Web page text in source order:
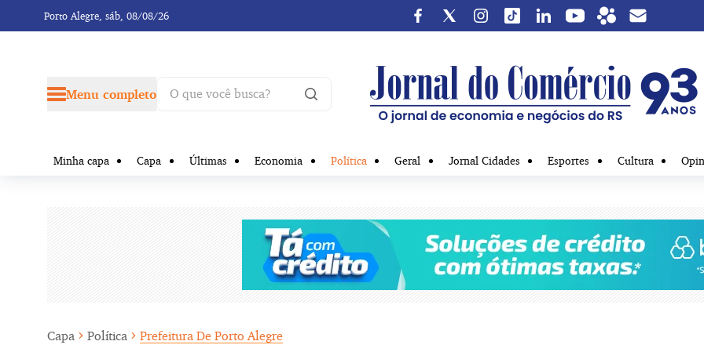
Porto Alegre, sáb, 08/08/26
Menu completo
Minha capa Capa Últimas Economia Política Geral Jornal Cidades Esportes Cultura
Capa Política Prefeitura De Porto Alegre